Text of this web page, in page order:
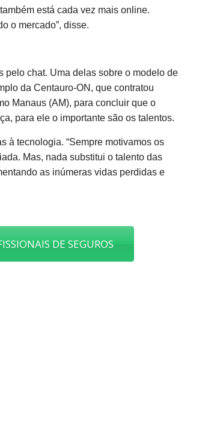
está cada vez mais online.
o mercado”, disse.
pelo chat. Uma delas sobre o modelo de
da Centauro-ON, que contratou
Manaus (AM), para concluir que o
para ele o importante são os talentos.
à tecnologia. “Sempre motivamos os
Mas, nada substitui o talento das
as inúmeras vidas perdidas e
DE SEGUROS